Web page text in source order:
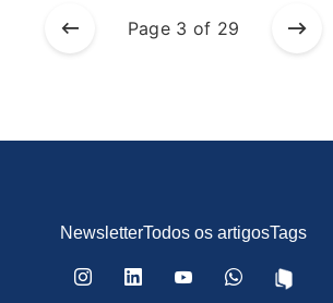
Page 3 of 29
NewsletterTodos os artigosTags